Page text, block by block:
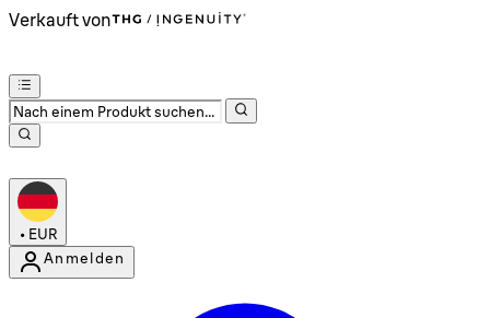
Verkauft von
• EUR
Anmelden